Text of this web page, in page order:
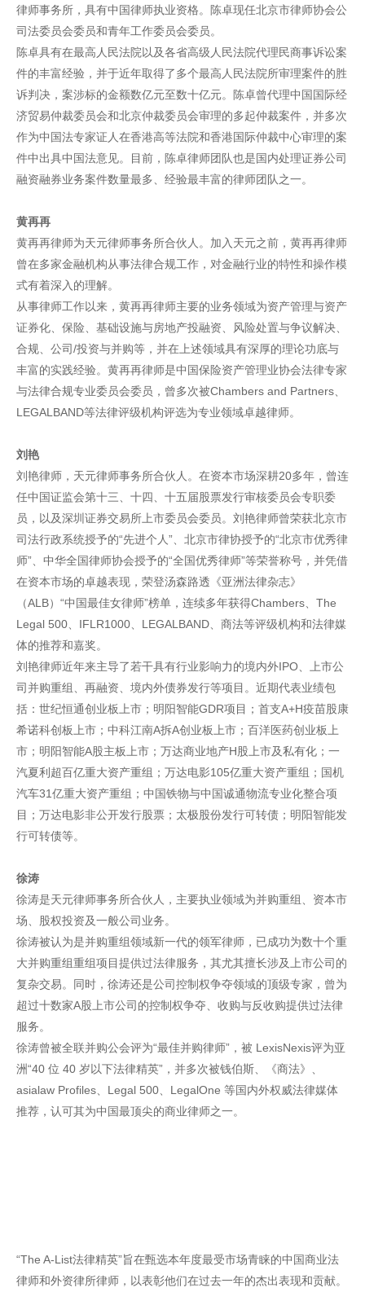
律师事务所，具有中国律师执业资格。陈卓现任北京市律师协会公
司法委员会委员和青年工作委员会委员。
陈卓具有在最高人民法院以及各省高级人民法院代理民商事诉讼案
件的丰富经验，并于近年取得了多个最高人民法院所审理案件的胜
诉判决，案涉标的金额数亿元至数十亿元。陈卓曾代理中国国际经
济贸易仲裁委员会和北京仲裁委员会审理的多起仲裁案件，并多次
作为中国法专家证人在香港高等法院和香港国际仲裁中心审理的案
件中出具中国法意见。目前，陈卓律师团队也是国内处理证券公司
融资融券业务案件数量最多、经验最丰富的律师团队之一。
黄再再
黄再再律师为天元律师事务所合伙人。加入天元之前，黄再再律师
曾在多家金融机构从事法律合规工作，对金融行业的特性和操作模
式有着深入的理解。
从事律师工作以来，黄再再律师主要的业务领域为资产管理与资产
证券化、保险、基础设施与房地产投融资、风险处置与争议解决、
合规、公司/投资与并购等，并在上述领域具有深厚的理论功底与
丰富的实践经验。黄再再律师是中国保险资产管理业协会法律专家
与法律合规专业委员会委员，曾多次被Chambers and Partners、
LEGALBAND等法律评级机构评选为专业领域卓越律师。
刘艳
刘艳律师，天元律师事务所合伙人。在资本市场深耕20多年，曾连
任中国证监会第十三、十四、十五届股票发行审核委员会专职委
员，以及深圳证券交易所上市委员会委员。刘艳律师曾荣获北京市
司法行政系统授予的“先进个人”、北京市律协授予的“北京市优秀律
师”、中华全国律师协会授予的“全国优秀律师”等荣誉称号，并凭借
在资本市场的卓越表现，荣登汤森路透《亚洲法律杂志》
（ALB）“中国最佳女律师”榜单，连续多年获得Chambers、The
Legal 500、IFLR1000、LEGALBAND、商法等评级机构和法律媒
体的推荐和嘉奖。
刘艳律师近年来主导了若干具有行业影响力的境内外IPO、上市公
司并购重组、再融资、境内外债券发行等项目。近期代表业绩包
括：世纪恒通创业板上市；明阳智能GDR项目；首支A+H疫苗股康
希诺科创板上市；中科江南A拆A创业板上市；百洋医药创业板上
市；明阳智能A股主板上市；万达商业地产H股上市及私有化；一
汽夏利超百亿重大资产重组；万达电影105亿重大资产重组；国机
汽车31亿重大资产重组；中国铁物与中国诚通物流专业化整合项
目；万达电影非公开发行股票；太极股份发行可转债；明阳智能发
行可转债等。
徐涛
徐涛是天元律师事务所合伙人，主要执业领域为并购重组、资本市
场、股权投资及一般公司业务。
徐涛被认为是并购重组领域新一代的领军律师，已成功为数十个重
大并购重组重组项目提供过法律服务，其尤其擅长涉及上市公司的
复杂交易。同时，徐涛还是公司控制权争夺领域的顶级专家，曾为
超过十数家A股上市公司的控制权争夺、收购与反收购提供过法律
服务。
徐涛曾被全联并购公会评为“最佳并购律师”，被 LexisNexis评为亚
洲“40 位 40 岁以下法律精英”，并多次被钱伯斯、《商法》、
asialaw Profiles、Legal 500、LegalOne 等国内外权威法律媒体
推荐，认可其为中国最顶尖的商业律师之一。
“The A-List法律精英”旨在甄选本年度最受市场青睐的中国商业法
律师和外资律所律师，以表彰他们在过去一年的杰出表现和贡献。